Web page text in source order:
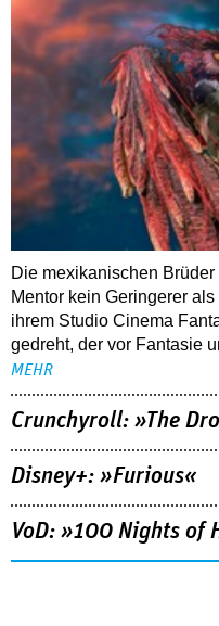
Die mexikanischen
Mentor kein Geringerer
ihrem Studio Cinema
gedreht, der vor Fantasie
MEHR
Crunchyroll: »The
Disney+: »Furious«
VoD: »100 Nights of